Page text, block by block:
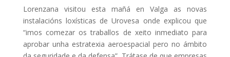
Lorenzana visitou esta mañá en Valga as novas
instalacións loxísticas de Urovesa onde explicou que
“imos comezar os traballos de xeito inmediato para
aprobar unha estratexia aeroespacial pero no ámbito